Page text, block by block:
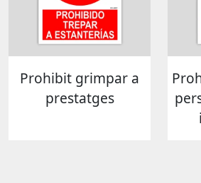
Prohibit grimpar a
prestatges